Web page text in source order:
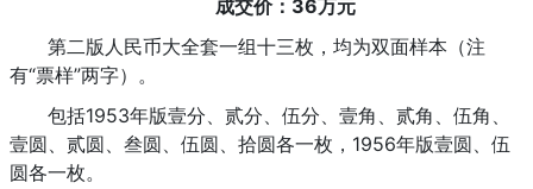
成交价：36万元
第二版人民币大全套一组十三枚，均为双面样本（注
有“票样”两字）。
包括1953年版壹分、贰分、伍分、壹角、贰角、伍角、
壹圆、贰圆、叁圆、伍圆、拾圆各一枚，1956年版壹圆、伍
圆各一枚。